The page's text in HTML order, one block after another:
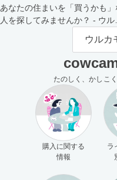
あなたの住まいを「買うかも」
人を探してみませんか？ - ウル
ウルカ
たのしく、かしこ
購入に関する
情報
ラ